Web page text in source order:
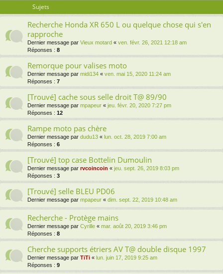
Sujets
Recherche Honda XR 650 L ou quelque chose qui s'en
rapproche
Dernier message par Vieux motard « ven. févr. 26, 2021 12:18 am
Réponses : 8
Remorque pour valises moto
Dernier message par midi134 « ven. mai 15, 2020 11:24 am
Réponses : 7
[Trouvé] cache sous selle droit T@ 89/90
Dernier message par mpapeur « jeu. févr. 20, 2020 7:27 pm
Réponses : 12
Rampe moto pas chère
Dernier message par dudu13 « lun. oct. 28, 2019 7:00 am
Réponses : 6
[Trouvé] top case Bottelin Dumoulin
Dernier message par rvcoincoin « jeu. sept. 26, 2019 8:03 pm
Réponses : 3
[Trouvé] selle BLEU PD06
Dernier message par mpapeur « dim. sept. 22, 2019 10:48 am
Recherche - Protège mains
Dernier message par Cyrille « mar. août 20, 2019 3:46 pm
Réponses : 8
Cherche supports étriers AV T@ double disque 1997
Dernier message par TiTi « lun. juin 17, 2019 9:25 am
Réponses : 9